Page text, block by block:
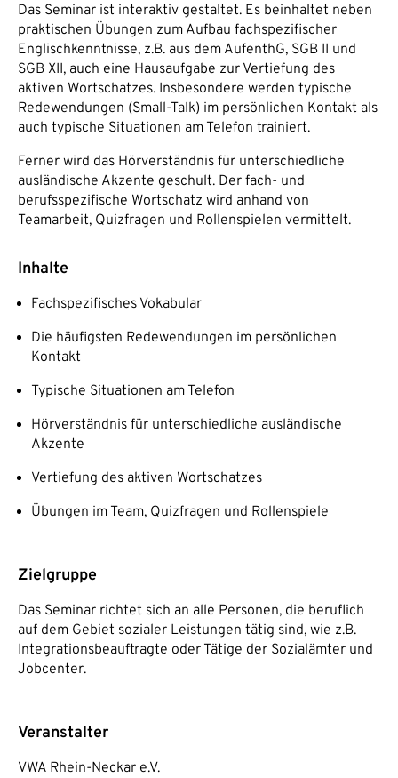
Das Seminar ist interaktiv gestaltet. Es beinhaltet neben
praktischen Übungen zum Aufbau fachspezifischer
Englischkenntnisse, z.B. aus dem AufenthG, SGB II und
SGB XII, auch eine Hausaufgabe zur Vertiefung des
aktiven Wortschatzes. Insbesondere werden typische
Redewendungen (Small-Talk) im persönlichen Kontakt als
auch typische Situationen am Telefon trainiert.
Ferner wird das Hörverständnis für unterschiedliche
ausländische Akzente geschult. Der fach- und
berufsspezifische Wortschatz wird anhand von
Teamarbeit, Quizfragen und Rollenspielen vermittelt.
Inhalte
Fachspezifisches Vokabular
Die häufigsten Redewendungen im persönlichen
Kontakt
Typische Situationen am Telefon
Hörverständnis für unterschiedliche ausländische
Akzente
Vertiefung des aktiven Wortschatzes
Übungen im Team, Quizfragen und Rollenspiele
Zielgruppe
Das Seminar richtet sich an alle Personen, die beruflich
auf dem Gebiet sozialer Leistungen tätig sind, wie z.B.
Integrationsbeauftragte oder Tätige der Sozialämter und
Jobcenter.
Veranstalter
VWA Rhein-Neckar e.V.